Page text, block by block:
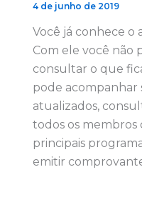
4 de junho de 2019
Você já conhece o
Com ele você não
consultar o que
pode acompanhar
atualizados,
todos os membros
principais
emitir